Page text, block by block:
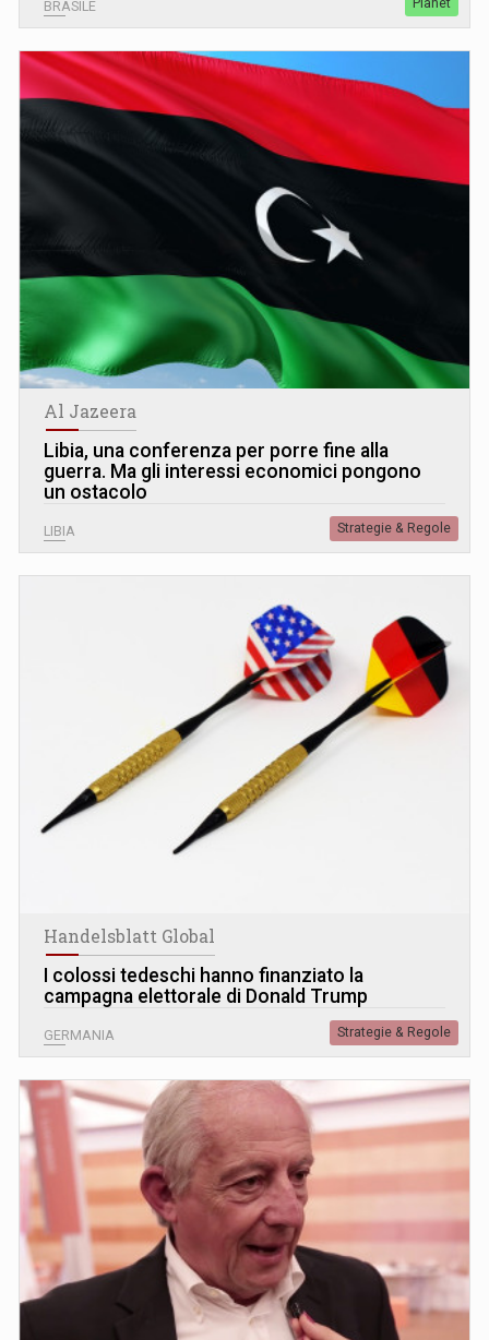
BRASILE Planet
Al Jazeera
Libia, una conferenza per porre fine alla
guerra. Ma gli interessi economici pongono
un ostacolo
LIBIA Strategie & Regole
Handelsblatt Global
I colossi tedeschi hanno finanziato la
campagna elettorale di Donald Trump
GERMANIA Strategie & Regole